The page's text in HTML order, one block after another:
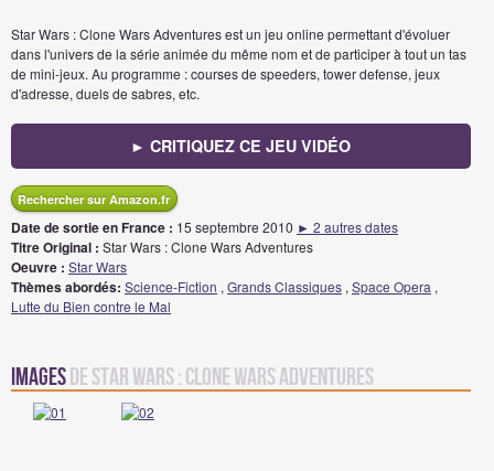
Star Wars : Clone Wars Adventures est un jeu online permettant d'évoluer
dans l'univers de la série animée du même nom et de participer à tout un tas
de mini-jeux. Au programme : courses de speeders, tower defense, jeux
d'adresse, duels de sabres, etc.
► CRITIQUEZ CE JEU VIDÉO
Rechercher sur Amazon.fr
Date de sortie en France : 15 septembre 2010 ► 2 autres dates
Titre Original : Star Wars : Clone Wars Adventures
Oeuvre : Star Wars
Thèmes abordés: Science-Fiction , Grands Classiques , Space Opera ,
Lutte du Bien contre le Mal
Imagesde Star Wars : Clone Wars Adventures